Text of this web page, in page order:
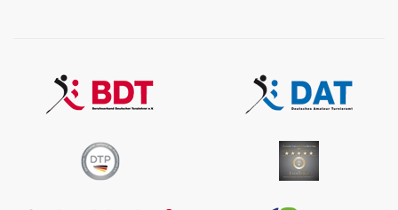
21. Februar 2026
Wir wurden wieder als eine der besten
Tanzschulen in Deutschland ausgezeichnet!
Wir freuen uns, auch in diesem Jahr wieder vom